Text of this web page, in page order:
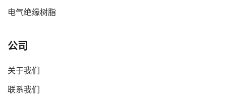
电气绝缘树脂
公司
关于我们
联系我们